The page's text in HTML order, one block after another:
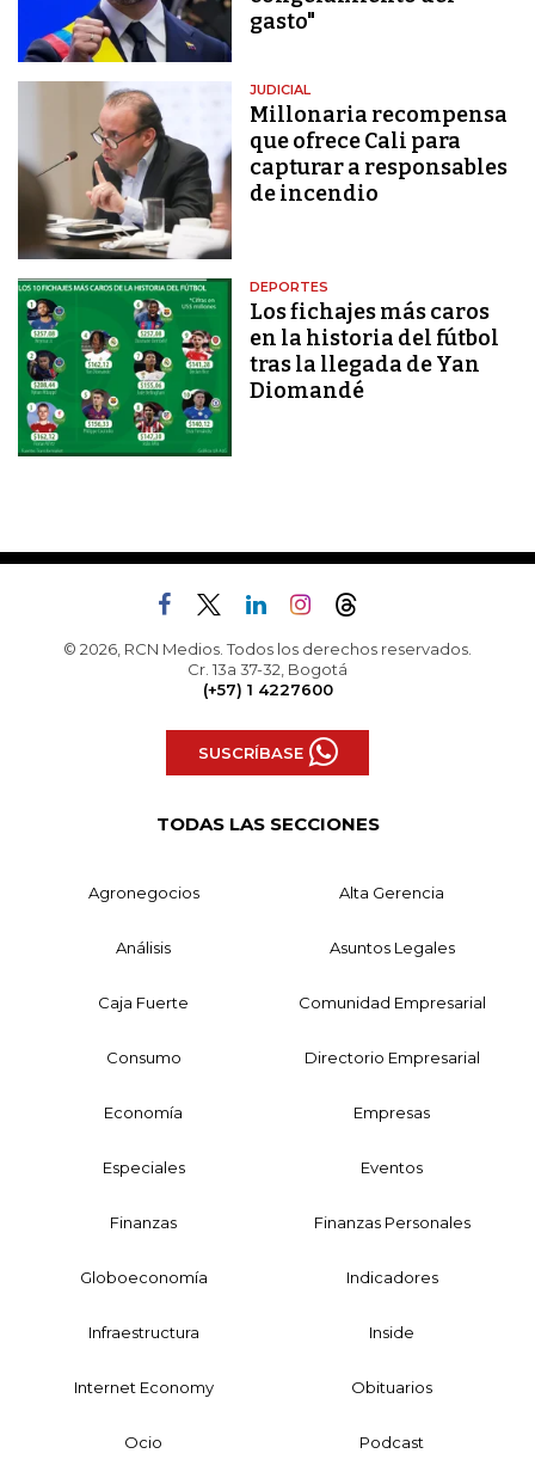
gasto"
JUDICIAL
Millonaria recompensa
que ofrece Cali para
capturar a responsables
de incendio
DEPORTES
Los fichajes más caros
en la historia del fútbol
tras la llegada de Yan
Diomandé
© 2026, RCN Medios. Todos los derechos reservados.
Cr. 13a 37-32, Bogotá
(+57) 1 4227600
SUSCRÍBASE
TODAS LAS SECCIONES
Agronegocios Alta Gerencia
Análisis Asuntos Legales
Caja Fuerte Comunidad Empresarial
Consumo Directorio Empresarial
Economía Empresas
Especiales Eventos
Finanzas Finanzas Personales
Globoeconomía Indicadores
Infraestructura Inside
Internet Economy Obituarios
Ocio Podcast